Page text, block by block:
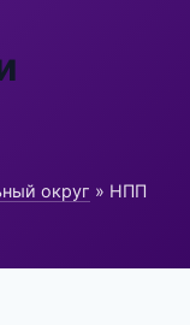
округ » НПП